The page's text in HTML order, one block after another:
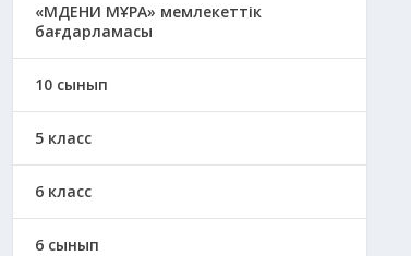
«МӘДЕНИ МҰРА» мемлекеттік
бағдарламасы
10 сынып
5 класс
6 класс
6 сынып